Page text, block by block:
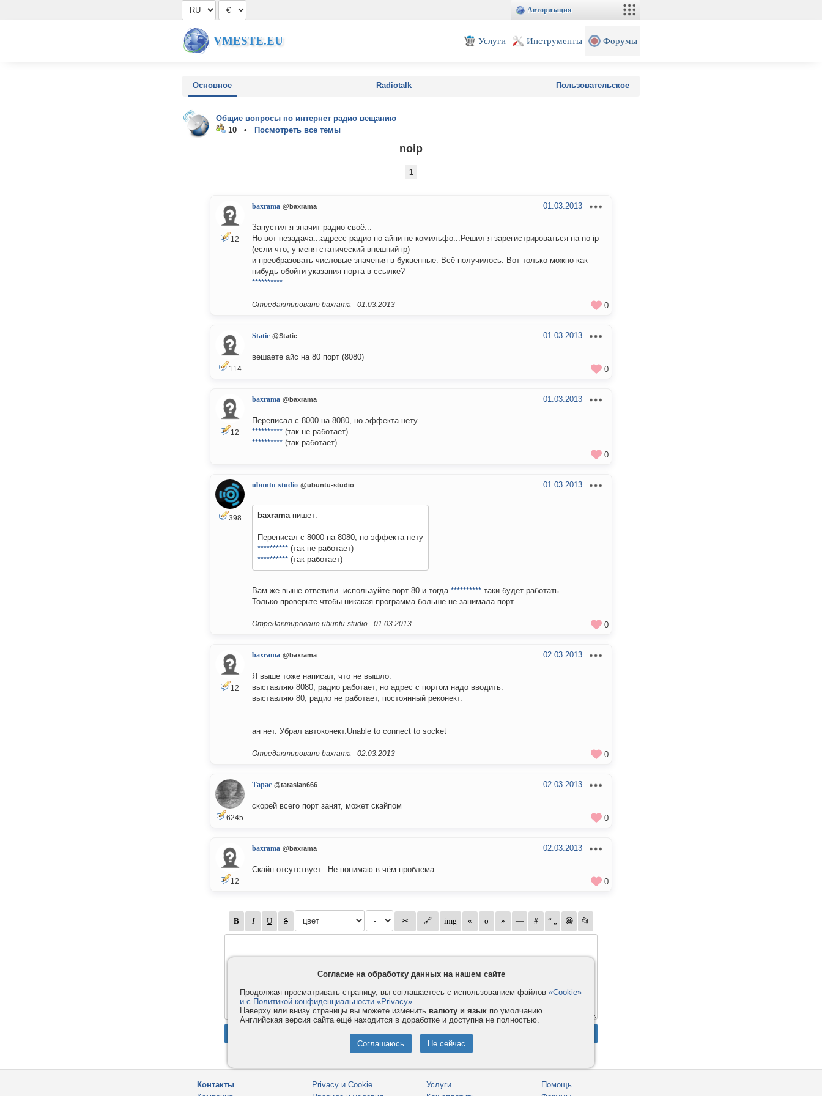
Авторизация
VMESTE.EU Услуги Инструменты Форумы
Основное Radiotalk Пользовательское
Общие вопросы по интернет радио вещанию
10 •
Посмотреть все темы
noip
1
12
baxrama @baxrama 01.03.2013
Запустил я значит радио своё...
Но вот незадача...адресс радио по айпи не комильфо...Решил я зарегистрироваться на no-ip
(если что, у меня статический внешний ip)
и преобразовать числовые значения в буквенные. Всё получилось. Вот только можно как
нибудь обойти указания порта в ссылке?
**********
Отредактировано baxrama - 01.03.2013 0
114
Static @Static 01.03.2013
вешаете айс на 80 порт (8080)
0
12
baxrama @baxrama 01.03.2013
Переписал с 8000 на 8080, но эффекта нету
********** (так не работает)
********** (так работает)
0
398
ubuntu-studio @ubuntu-studio 01.03.2013
baxramaпишет:
Переписал с 8000 на 8080, но эффекта нету
********** (так не работает)
********** (так работает)
Вам же выше ответили. используйте порт 80 и тогда ********** таки будет работать
Только проверьте чтобы никакая программа больше не занимала порт
Отредактировано ubuntu-studio - 01.03.2013 0
12
baxrama @baxrama 02.03.2013
Я выше тоже написал, что не вышло.
выставляю 8080, радио работает, но адрес с портом надо вводить.
выставляю 80, радио не работает, постоянный реконект.
ан нет. Убрал автоконект.Unable to connect to socket
Отредактировано baxrama - 02.03.2013 0
6245
Тарас @tarasian666 02.03.2013
скорей всего порт занят, может скайпом
0
12
baxrama @baxrama 02.03.2013
Скайп отсутствует...Не понимаю в чём проблема...
0
Контакты
Privacy и Cookie
Услуги
Помощь
Согласие на обработку данных на нашем сайте
Продолжая просматривать страницу, вы соглашаетесь с использованием файлов «Cookie»
и с Политикой конфиденциальности «Privacy».
Наверху или внизу страницы вы можете изменить валюту и язык по умолчанию.
Английская версия сайта ещё находится в доработке и доступна не полностью.